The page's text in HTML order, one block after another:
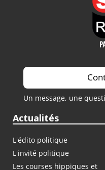
Un message, une
Actualités
L'édito politique
L'invité politique
Les courses hippiques et